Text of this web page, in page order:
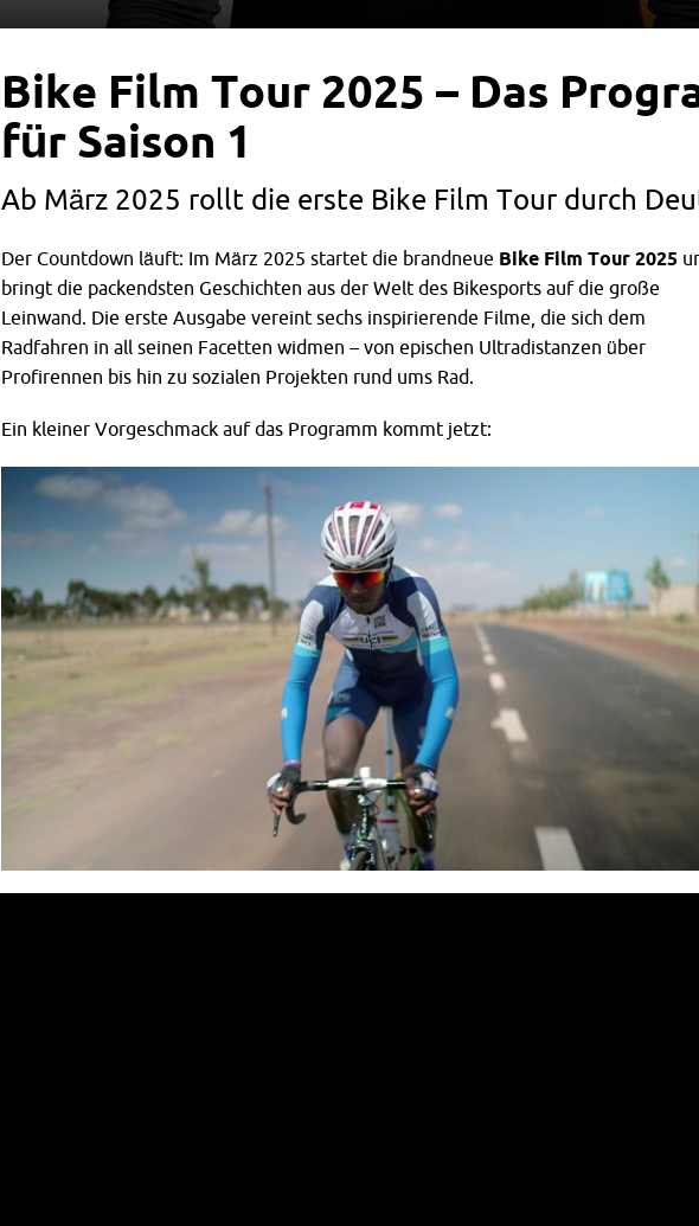
Bike Film Tour 2025 – Das
für Saison 1
Ab März 2025 rollt die erste Bike Film Tour durch
Der Countdown läuft: Im März 2025 startet die brandneue Bike Film Tour 2025
bringt die packendsten Geschichten aus der Welt des Bikesports auf die große
Leinwand. Die erste Ausgabe vereint sechs inspirierende Filme, die sich dem
Radfahren in all seinen Facetten widmen – von epischen Ultradistanzen über
Profirennen bis hin zu sozialen Projekten rund ums Rad.
Ein kleiner Vorgeschmack auf das Programm kommt jetzt: